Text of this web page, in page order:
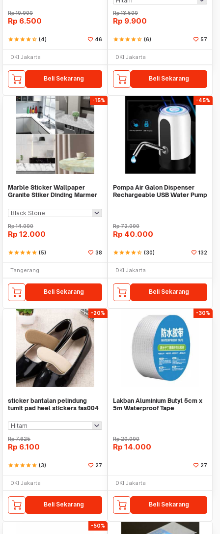
Rp10.000
Rp 6.500
starstarstarstarstar_half (4) 46
DKI Jakarta
Beli Sekarang
Rp13.500
Rp 9.900
starstarstarstarstar_half (6) 57
DKI Jakarta
Beli Sekarang
-15%
Marble Sticker Wallpaper
Granite Stiker Dinding Marmer
Rp14.000
Rp 12.000
starstarstarstarstar (5) 38
Tangerang
Beli Sekarang
-45%
Pompa Air Galon Dispenser
Rechargeable USB Water Pump
Rp72.000
Rp 40.000
starstarstarstarstar_half (30) 132
DKI Jakarta
Beli Sekarang
-20%
sticker bantalan pelindung
tumit pad heel stickers fas004
Rp7.625
Rp 6.100
starstarstarstarstar (3) 27
DKI Jakarta
Beli Sekarang
-30%
Lakban Aluminium Butyl 5cm x
5m Waterproof Tape
Rp20.000
Rp 14.000
27
DKI Jakarta
Beli Sekarang
-50%